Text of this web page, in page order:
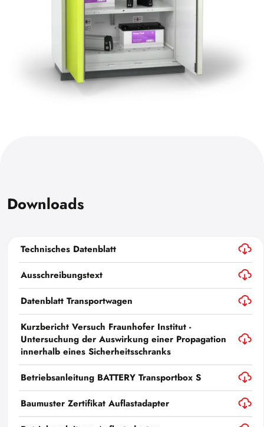
Downloads
Technisches Datenblatt
Ausschreibungstext
Datenblatt Transportwagen
Kurzbericht Versuch Fraunhofer Institut -
Untersuchung der Auswirkung einer Propagation
innerhalb eines Sicherheitsschranks
Betriebsanleitung BATTERY Transportbox S
Baumuster Zertifikat Auflastadapter